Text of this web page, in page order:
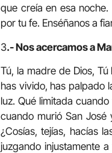
que creía en esa
por tu fe. Enséñanos a
3.- Nos acercamos a
Tú, la madre de Dios,
has vivido, has palpado
luz. Qué limitada
cuando murió San
¿Cosías, tejías, hacías
juzgando injustamente